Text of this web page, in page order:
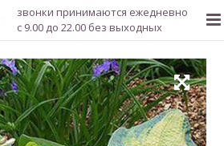
звонки принимаются ежедневно
с 9.00 до 22.00 без выходных